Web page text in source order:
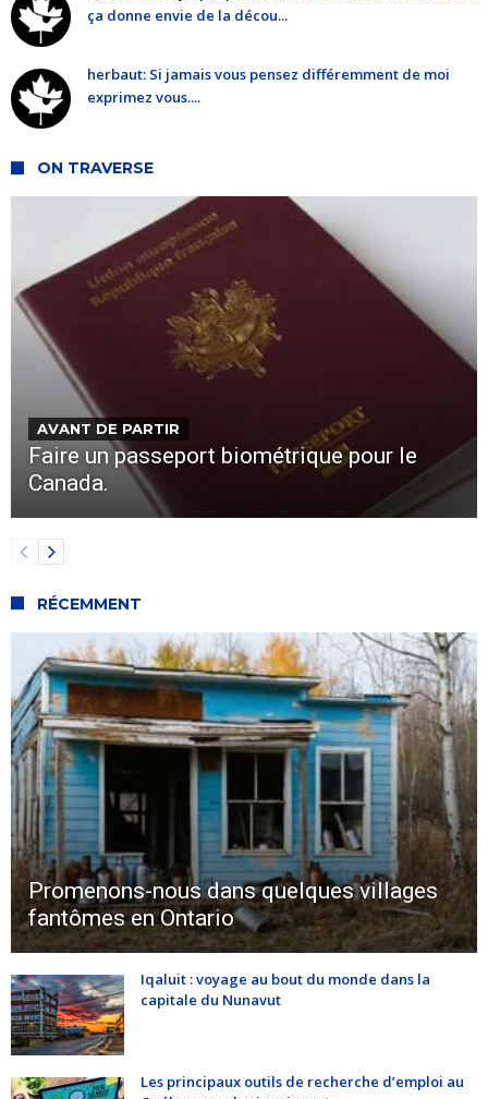
ça donne envie de la décou...
herbaut: Si jamais vous pensez différemment de moi
exprimez vous....
ON TRAVERSE
AVANT DE PARTIR
Faire un passeport biométrique pour le
Canada.
RÉCEMMENT
Promenons-nous dans quelques villages
fantômes en Ontario
Iqaluit : voyage au bout du monde dans la
capitale du Nunavut
Les principaux outils de recherche d’emploi au